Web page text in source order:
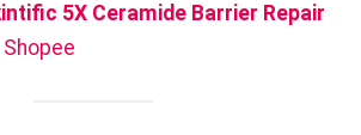
5X Ceramide Barrier Repair
Shopee